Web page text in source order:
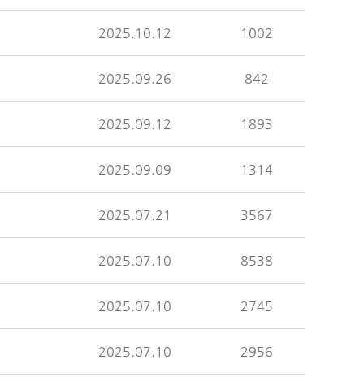
2025.10.12 1002
2025.09.26 842
2025.09.12 1893
2025.09.09 1314
2025.07.21 3567
2025.07.10 8538
2025.07.10 2745
2025.07.10 2956